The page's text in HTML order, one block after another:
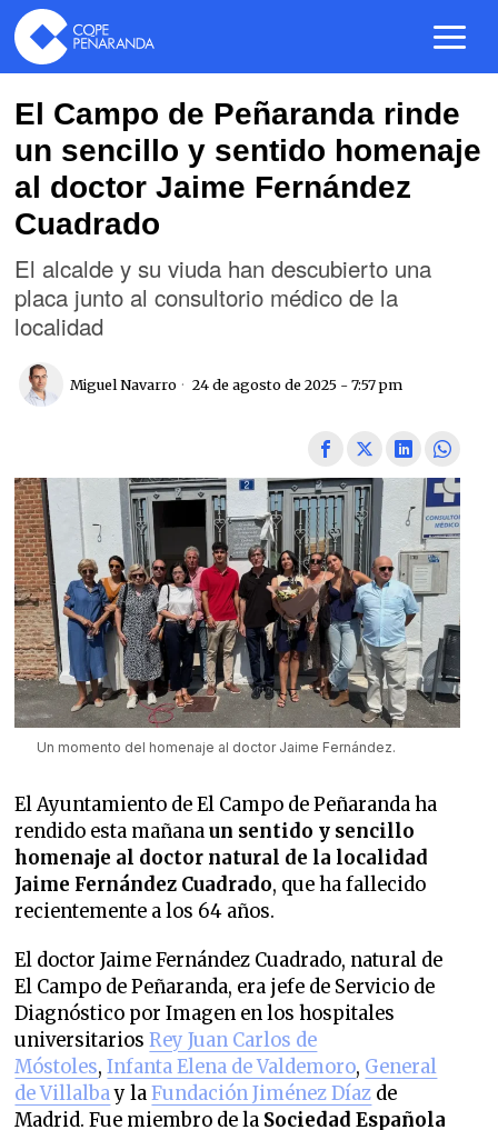
El Campo de Peñaranda rinde
un sencillo y sentido homenaje
al doctor Jaime Fernández
Cuadrado
El alcalde y su viuda han descubierto una
placa junto al consultorio médico de la
localidad
Miguel Navarro 24 de agosto de 2025 - 7:57 pm
Un momento del homenaje al doctor Jaime Fernández.
El Ayuntamiento de El Campo de Peñaranda ha
rendido esta mañanaun sentido y sencillo
homenaje al doctor natural de la localidad
Jaime Fernández Cuadrado, que ha fallecido
recientemente a los 64 años.
El doctor Jaime Fernández Cuadrado, natural de
El Campo de Peñaranda, era jefe de Servicio de
Diagnóstico por Imagen en los hospitales
universitariosRey Juan Carlos de
Móstoles,Infanta Elena de Valdemoro, General
de Villalbay laFundación Jiménez Díaz de
Madrid. Fue miembro de la Sociedad Española